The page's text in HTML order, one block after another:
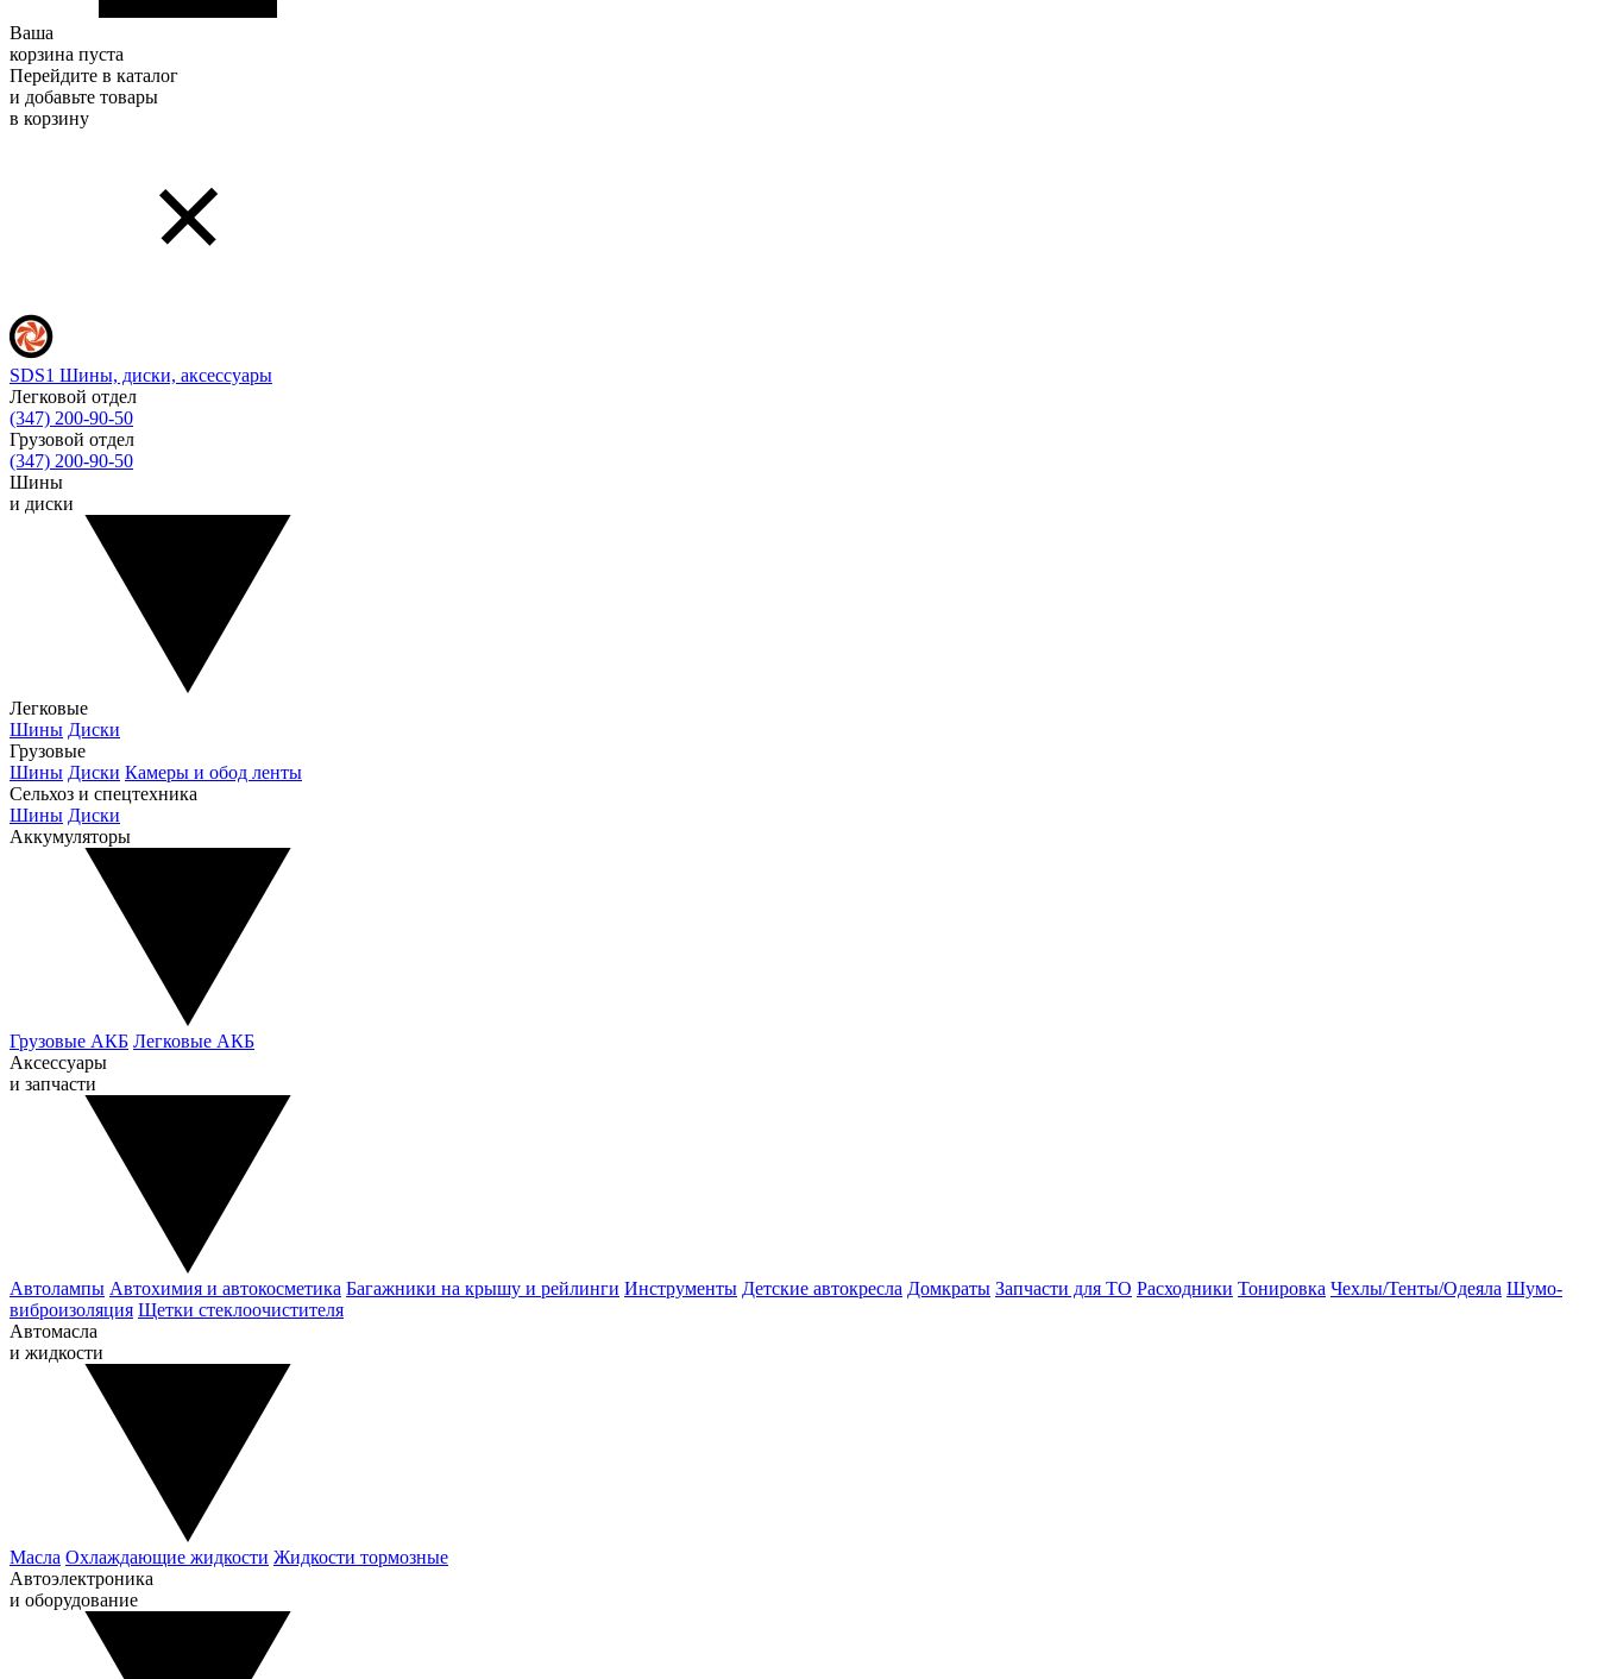
Ваша
корзина пуста
Перейдите в каталог
и добавьте товары
в корзину
SDS1 Шины, диски, аксессуары
Легковой отдел
(347) 200-90-50
Грузовой отдел
(347) 200-90-50
Шины
и диски
Легковые
Шины Диски
Грузовые
Шины Диски Камеры и обод ленты
Сельхоз и спецтехника
Шины Диски
Аккумуляторы
Грузовые АКБ Легковые АКБ
Аксессуары
и запчасти
Автолампы Автохимия и автокосметика Багажники на крышу и рейлинги Инструменты Детские автокресла Домкраты Запчасти для ТО Расходники Тонировка Чехлы/Тенты/Одеяла Шумо-
виброизоляция Щетки стеклоочистителя
Автомасла
и жидкости
Масла Охлаждающие жидкости Жидкости тормозные
Автоэлектроника
и оборудование